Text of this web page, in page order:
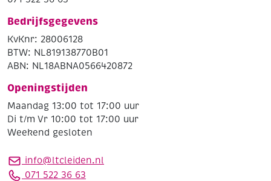
Bedrijfsgegevens
KvKnr: 28006128
BTW: NL819138770B01
ABN: NL18ABNA0566420872
Openingstijden
Maandag 13:00 tot 17:00 uur
Di t/m Vr 10:00 tot 17:00 uur
Weekend gesloten
info@ltcleiden.nl
071 522 36 63